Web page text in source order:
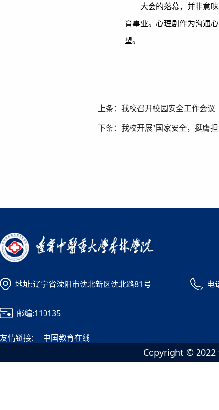
大会的落幕，并非意
育事业。心理剧作为沟通
望。
上条：我校召开校园安全工作会议
下条：我校开展“国家安全，挺膺
地址:辽宁省沈阳市沈北新区沈北路81号 电
邮编:110135
友情链接: 中国教育在线
Copyright ©